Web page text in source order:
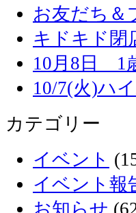
お友だち＆
キドキド閉
10月8日 1
10/7(火)ハ
カテゴリー
イベント
イベント報
お知らせ